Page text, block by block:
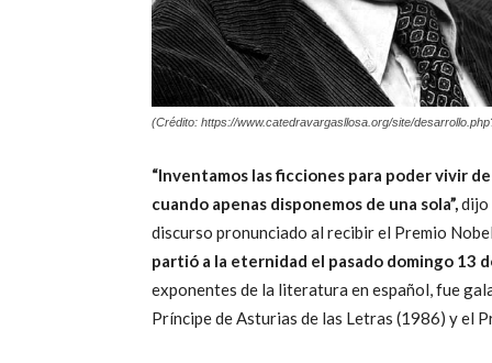
(Crédito: https://www.catedravargasllosa.org/site/
“Inventamos las ficciones para poder vivir
cuando apenas disponemos de una sola”,dijo
discurso pronunciado al recibir el Premio
partió a la eternidad el pasado domingo 13
exponentes de la literatura en español, fue
Príncipe de Asturias de las Letras (1986) y el